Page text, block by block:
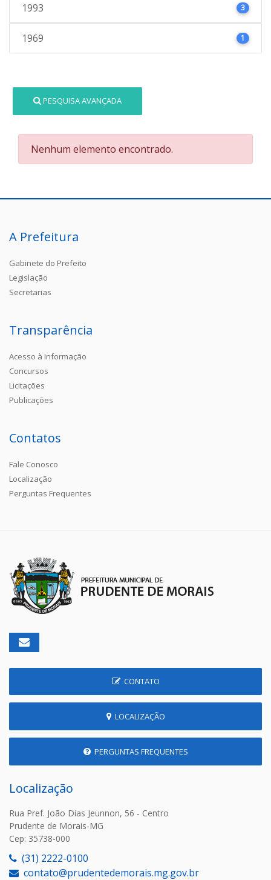
1993 3
1969 1
PESQUISA AVANÇADA
Nenhum elemento encontrado.
A Prefeitura
Gabinete do Prefeito
Legislação
Secretarias
Transparência
Acesso à Informação
Concursos
Licitações
Publicações
Contatos
Fale Conosco
Localização
Perguntas Frequentes
CONTATO
LOCALIZAÇÃO
PERGUNTAS FREQUENTES
Localização
Rua Pref. João Dias Jeunnon, 56 - Centro
Prudente de Morais-MG
Cep: 35738-000
(31) 2222-0100
contato@prudentedemorais.mg.gov.br